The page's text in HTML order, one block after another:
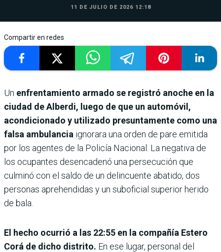
11 DE JULIO DE 2026 12:18
Compartir en redes
Un enfrentamiento armado se registró anoche en la
ciudad de Alberdi, luego de que un automóvil,
acondicionado y utilizado presuntamente como una
falsa ambulancia ignorara una orden de pare emitida
por los agentes de la Policía Nacional. La negativa de
los ocupantes desencadenó una persecución que
culminó con el saldo de un delincuente abatido, dos
personas aprehendidas y un suboficial superior herido
de bala.
El hecho ocurrió a las 22:55 en la compañía Estero
Corá de dicho distrito. En ese lugar, personal del